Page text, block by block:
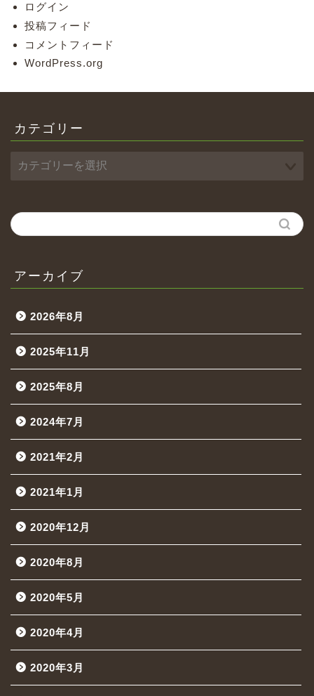
ログイン
投稿フィード
コメントフィード
WordPress.org
カテゴリー
アーカイブ
2026年8月
2025年11月
2025年8月
2024年7月
2021年2月
2021年1月
2020年12月
2020年8月
2020年5月
2020年4月
2020年3月